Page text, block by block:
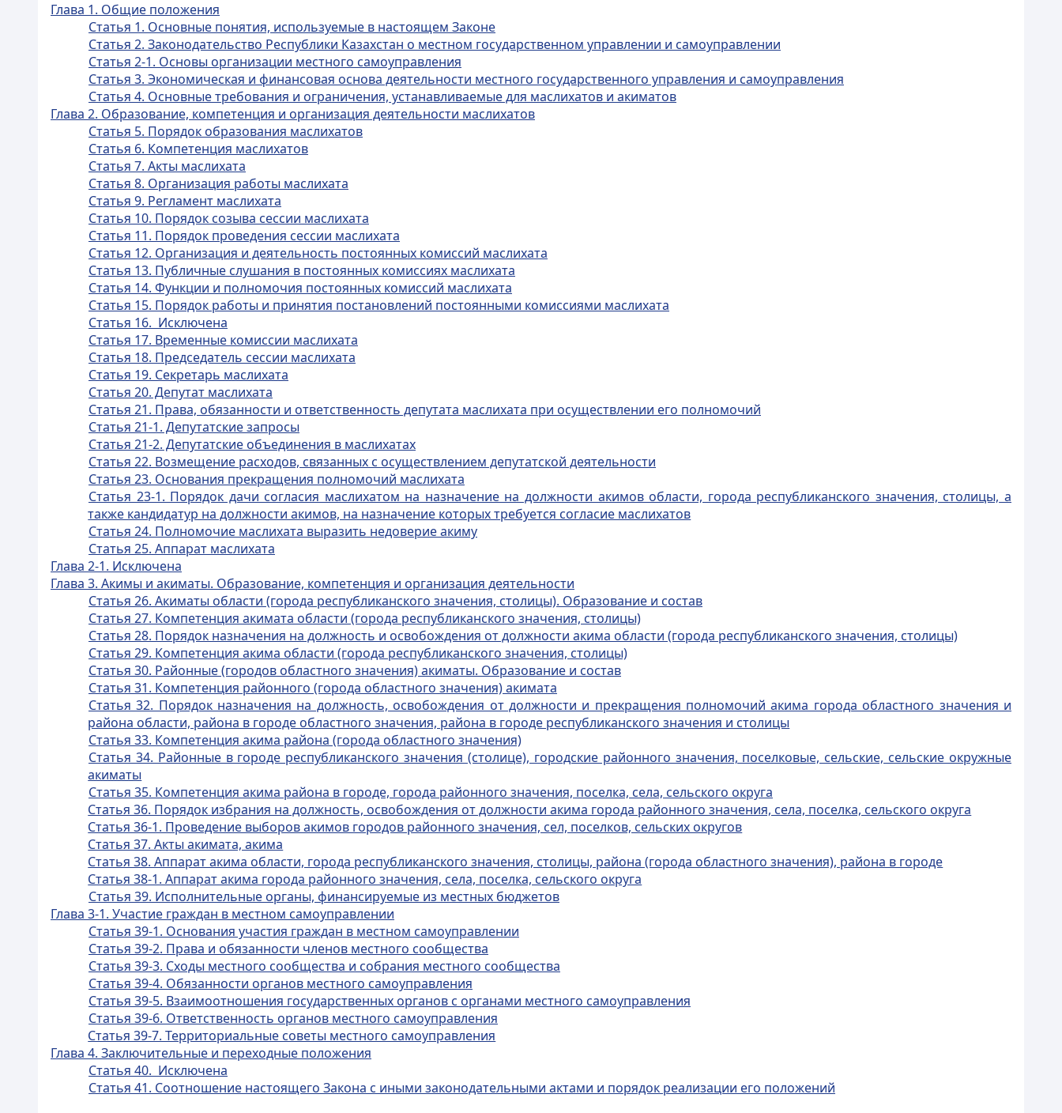
Глава 1. Общие положения
Статья 1. Основные понятия, используемые в настоящем Законе
Статья 2. Законодательство Республики Казахстан о местном государственном управлении и самоуправлении
Статья 2-1. Основы организации местного самоуправления
Статья 3. Экономическая и финансовая основа деятельности местного государственного управления и самоуправления
Статья 4. Основные требования и ограничения, устанавливаемые для маслихатов и акиматов
Глава 2. Образование, компетенция и организация деятельности маслихатов
Статья 5. Порядок образования маслихатов
Статья 6. Компетенция маслихатов
Статья 7. Акты маслихата
Статья 8. Организация работы маслихата
Статья 9. Регламент маслихата
Статья 10. Порядок созыва сессии маслихата
Статья 11. Порядок проведения сессии маслихата
Статья 12. Организация и деятельность постоянных комиссий маслихата
Статья 13. Публичные слушания в постоянных комиссиях маслихата
Статья 14. Функции и полномочия постоянных комиссий маслихата
Статья 15. Порядок работы и принятия постановлений постоянными комиссиями маслихата
Статья 16. Исключена
Статья 17. Временные комиссии маслихата
Статья 18. Председатель сессии маслихата
Статья 19. Секретарь маслихата
Статья 20. Депутат маслихата
Статья 21. Права, обязанности и ответственность депутата маслихата при осуществлении его полномочий
Статья 21-1. Депутатские запросы
Статья 21-2. Депутатские объединения в маслихатах
Статья 22. Возмещение расходов, связанных с осуществлением депутатской деятельности
Статья 23. Основания прекращения полномочий маслихата
Статья 23-1. Порядок дачи согласия маслихатом на назначение на должности акимов области, города республиканского значения, столицы, а
также кандидатур на должности акимов, на назначение которых требуется согласие маслихатов
Статья 24. Полномочие маслихата выразить недоверие акиму
Статья 25. Аппарат маслихата
Глава 2-1. Исключена
Глава 3. Акимы и акиматы. Образование, компетенция и организация деятельности
Статья 26. Акиматы области (города республиканского значения, столицы). Образование и состав
Статья 27. Компетенция акимата области (города республиканского значения, столицы)
Статья 28. Порядок назначения на должность и освобождения от должности акима области (города республиканского значения, столицы)
Статья 29. Компетенция акима области (города республиканского значения, столицы)
Статья 30. Районные (городов областного значения) акиматы. Образование и состав
Статья 31. Компетенция районного (города областного значения) акимата
Статья 32. Порядок назначения на должность, освобождения от должности и прекращения полномочий акима города областного значения и
района области, района в городе областного значения, района в городе республиканского значения и столицы
Статья 33. Компетенция акима района (города областного значения)
Статья 34. Районные в городе республиканского значения (столице), городские районного значения, поселковые, сельские, сельские окружные
акиматы
Статья 35. Компетенция акима района в городе, города районного значения, поселка, села, сельского округа
Статья 36. Порядок избрания на должность, освобождения от должности акима города районного значения, села, поселка, сельского округа
Статья 36-1. Проведение выборов акимов городов районного значения, сел, поселков, сельских округов
Статья 37. Акты акимата, акима
Статья 38. Аппарат акима области, города республиканского значения, столицы, района (города областного значения), района в городе
Статья 38-1. Аппарат акима города районного значения, села, поселка, сельского округа
Статья 39. Исполнительные органы, финансируемые из местных бюджетов
Глава 3-1. Участие граждан в местном самоуправлении
Статья 39-1. Основания участия граждан в местном самоуправлении
Статья 39-2. Права и обязанности членов местного сообщества
Статья 39-3. Сходы местного сообщества и собрания местного сообщества
Статья 39-4. Обязанности органов местного самоуправления
Статья 39-5. Взаимоотношения государственных органов с органами местного самоуправления
Статья 39-6. Ответственность органов местного самоуправления
Статья 39-7. Территориальные советы местного самоуправления
Глава 4. Заключительные и переходные положения
Статья 40. Исключена
Статья 41. Соотношение настоящего Закона с иными законодательными актами и порядок реализации его положений